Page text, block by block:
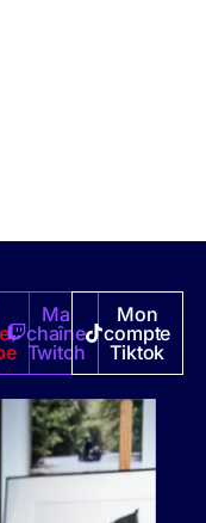
Ma
chaîne
Twitch
Mon
compte
Tiktok